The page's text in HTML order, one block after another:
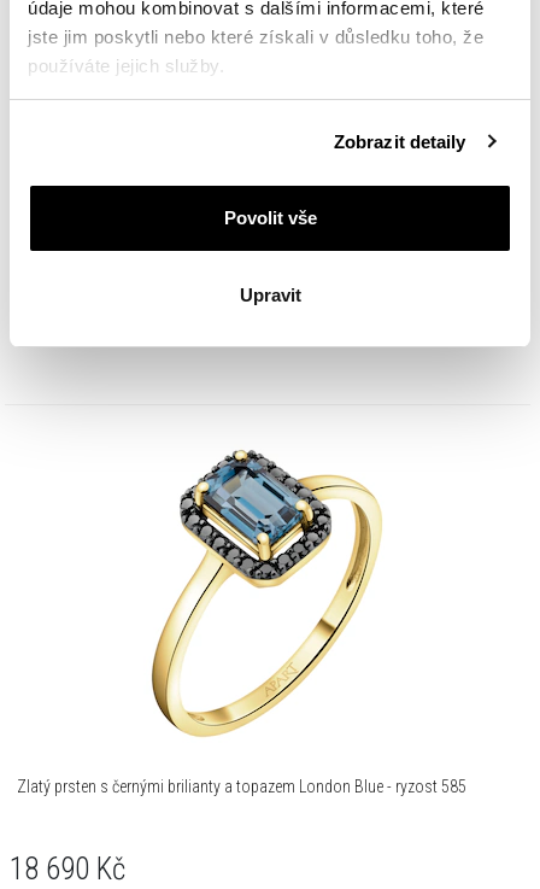
údaje mohou kombinovat s dalšími informacemi, které
jste jim poskytli nebo které získali v důsledku toho, že
používáte jejich služby.
Zásadách ochrany osobních údajů
Zobrazit detaily
Povolit vše
Upravit
Zlatý přívěsek s černými brilianty a topazem London Blue - ryzost 585
12 490
Zlatý prsten s černými brilianty a topazem London Blue - ryzost 585
18 690 Kč